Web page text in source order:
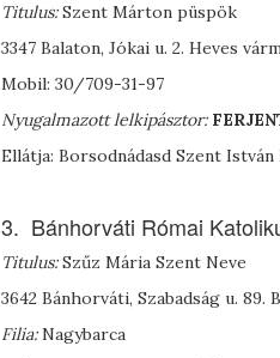
Titulus:Szent Márton püspök
3347 Balaton, Jókai u. 2. Heves
Mobil: 30/709-31-97
Nyugalmazott lelkipásztor: F
Ellátja: Borsodnádasd Szent
3. Bánhorváti Római
Titulus:Szűz Mária Szent Neve
3642 Bánhorváti, Szabadság u.
Filia:Nagybarca